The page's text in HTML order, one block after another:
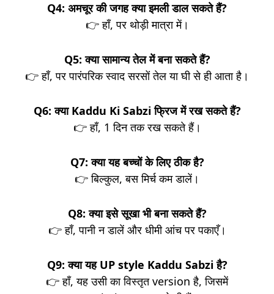
Q4: अमचूर की जगह क्या इमली डाल सकते हैं?
👉 हाँ, पर थोड़ी मात्रा में।
Q5: क्या सामान्य तेल में बना सकते हैं?
👉 हाँ, पर पारंपरिक स्वाद सरसों तेल या घी से ही आता है।
Q6: क्या Kaddu Ki Sabzi फ्रिज में रख सकते हैं?
👉 हाँ, 1 दिन तक रख सकते हैं।
Q7: क्या यह बच्चों के लिए ठीक है?
👉 बिल्कुल, बस मिर्च कम डालें।
Q8: क्या इसे सूखा भी बना सकते हैं?
👉 हाँ, पानी न डालें और धीमी आंच पर पकाएँ।
Q9: क्या यह UP style Kaddu Sabzi है?
👉 हाँ, यह उसी का विस्तृत version है, जिसमें